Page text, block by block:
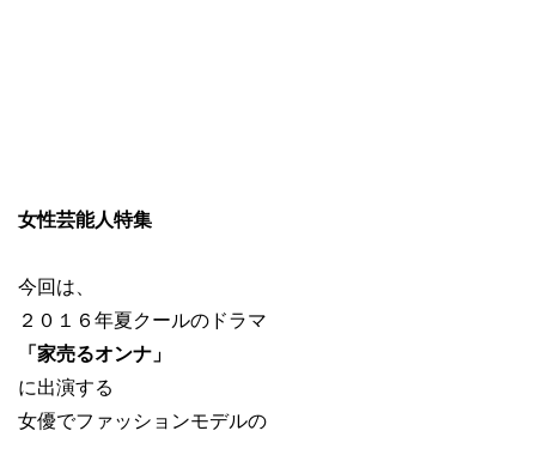
女性芸能人特集
今回は、
２０１６年夏クールのドラマ
「家売るオンナ」
に出演する
女優でファッションモデルの